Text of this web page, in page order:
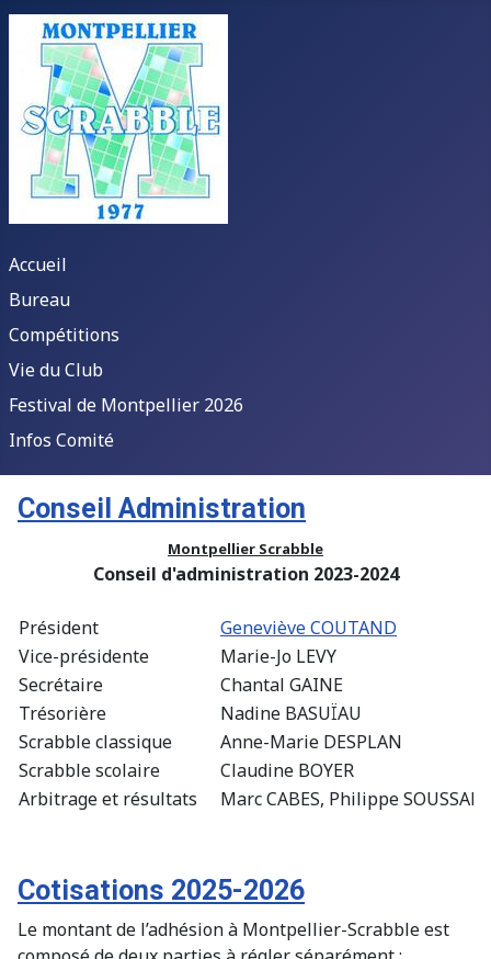
Accueil
Bureau
Compétitions
Vie du Club
Festival de Montpellier 2026
Infos Comité
Conseil Administration
Montpellier Scrabble
Conseil d'administration 2023-2024
Président
Geneviève COUTAND
Vice-présidente
Marie-Jo LEVY
Secrétaire
Chantal GAINE
Trésorière
Nadine BASUÏAU
Scrabble classique
Anne-Marie DESPLAN
Scrabble scolaire
Claudine BOYER
Arbitrage et résultats
Marc CABES, Philippe SOUSSAN
Cotisations 2025-2026
Le montant de l’adhésion à Montpellier-Scrabble est